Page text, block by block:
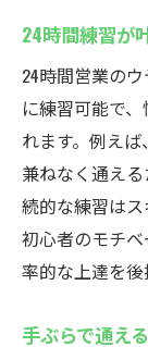
24時間練習が
24時間営業の
に練習可能で
れます。例え
兼ねなく通え
続的な練習は
初心者のモチ
率的な上達を後
手ぶらで通え